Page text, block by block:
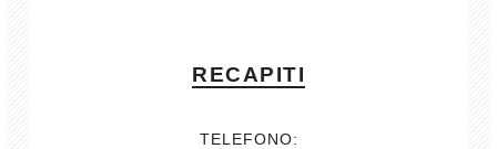
RECAPITI
TELEFONO: